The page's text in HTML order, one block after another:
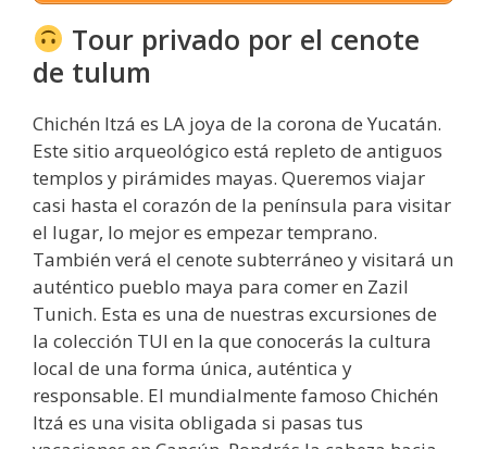
Tour privado por el cenote
de tulum
Chichén Itzá es LA joya de la corona de Yucatán.
Este sitio arqueológico está repleto de antiguos
templos y pirámides mayas. Queremos viajar
casi hasta el corazón de la península para visitar
el lugar, lo mejor es empezar temprano.
También verá el cenote subterráneo y visitará un
auténtico pueblo maya para comer en Zazil
Tunich. Esta es una de nuestras excursiones de
la colección TUI en la que conocerás la cultura
local de una forma única, auténtica y
responsable. El mundialmente famoso Chichén
Itzá es una visita obligada si pasas tus